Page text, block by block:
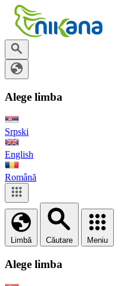
Alege limba
Srpski
English
Română
Limbă Căutare Meniu
Alege limba